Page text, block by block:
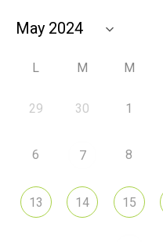
L M M
29 30 1
6 7 8
13 14 15